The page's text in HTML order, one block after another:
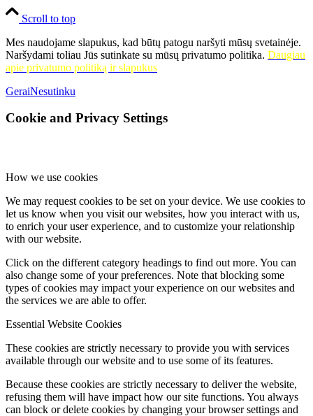
Scroll to top
Mes naudojame slapukus, kad būtų patogu naršyti mūsų svetainėje.
Naršydami toliau Jūs sutinkate su mūsų privatumo politika. Daugiau
apie privatumo politiką ir slapukus
GeraiNesutinku
Cookie and Privacy Settings
How we use cookies
We may request cookies to be set on your device. We use cookies to
let us know when you visit our websites, how you interact with us,
to enrich your user experience, and to customize your relationship
with our website.
Click on the different category headings to find out more. You can
also change some of your preferences. Note that blocking some
types of cookies may impact your experience on our websites and
the services we are able to offer.
Essential Website Cookies
These cookies are strictly necessary to provide you with services
available through our website and to use some of its features.
Because these cookies are strictly necessary to deliver the website,
refusing them will have impact how our site functions. You always
can block or delete cookies by changing your browser settings and